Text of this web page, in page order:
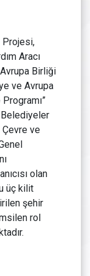
Projesi,
Aracı
Avrupa Birliği
ve Avrupa
Belediyeler
ve
olan
üç kilit
şehir
rol